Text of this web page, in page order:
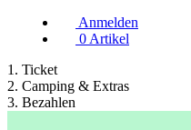
Anmelden
0 Artikel
1. Ticket
2. Camping & Extras
3. Bezahlen